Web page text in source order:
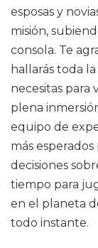
esposas y
misión,
consola. Te
hallarás toda
necesitas para
plena
equipo de
más
decisiones
tiempo para
en el planeta
todo instante.